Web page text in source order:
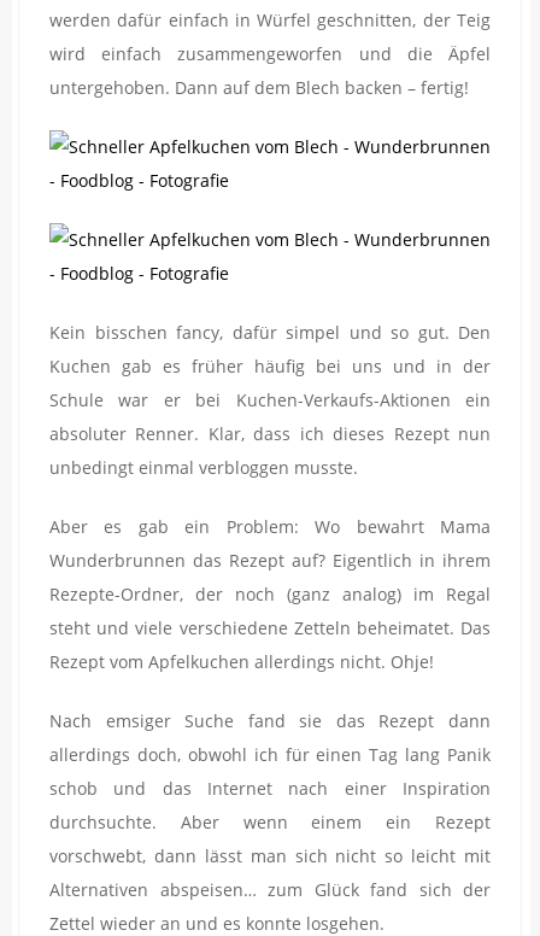
werden dafür einfach in Würfel geschnitten, der Teig
wird einfach zusammengeworfen und die Äpfel
untergehoben. Dann auf dem Blech backen – fertig!
Kein bisschen fancy, dafür simpel und so gut. Den
Kuchen gab es früher häufig bei uns und in der
Schule war er bei Kuchen-Verkaufs-Aktionen ein
absoluter Renner. Klar, dass ich dieses Rezept nun
unbedingt einmal verbloggen musste.
Aber es gab ein Problem: Wo bewahrt Mama
Wunderbrunnen das Rezept auf? Eigentlich in ihrem
Rezepte-Ordner, der noch (ganz analog) im Regal
steht und viele verschiedene Zetteln beheimatet. Das
Rezept vom Apfelkuchen allerdings nicht. Ohje!
Nach emsiger Suche fand sie das Rezept dann
allerdings doch, obwohl ich für einen Tag lang Panik
schob und das Internet nach einer Inspiration
durchsuchte. Aber wenn einem ein Rezept
vorschwebt, dann lässt man sich nicht so leicht mit
Alternativen abspeisen… zum Glück fand sich der
Zettel wieder an und es konnte losgehen.